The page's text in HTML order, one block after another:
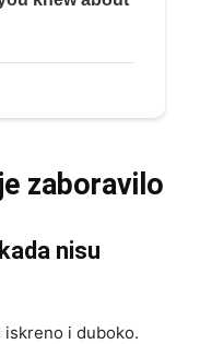
zaboravilo
nisu
iskreno i duboko.